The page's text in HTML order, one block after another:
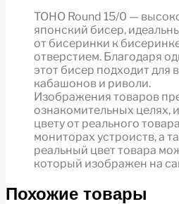
TOHO Round 15/0 —
японский бисер,
от бисеринки к
отверстием. Благодаря
этот бисер подходит для
кабашонов и риволи.
Изображения товаров
ознакомительных целях,
цвету от реального
мониторах устроиств, а
реальный цвет товара
который изображен на
Похожие товары